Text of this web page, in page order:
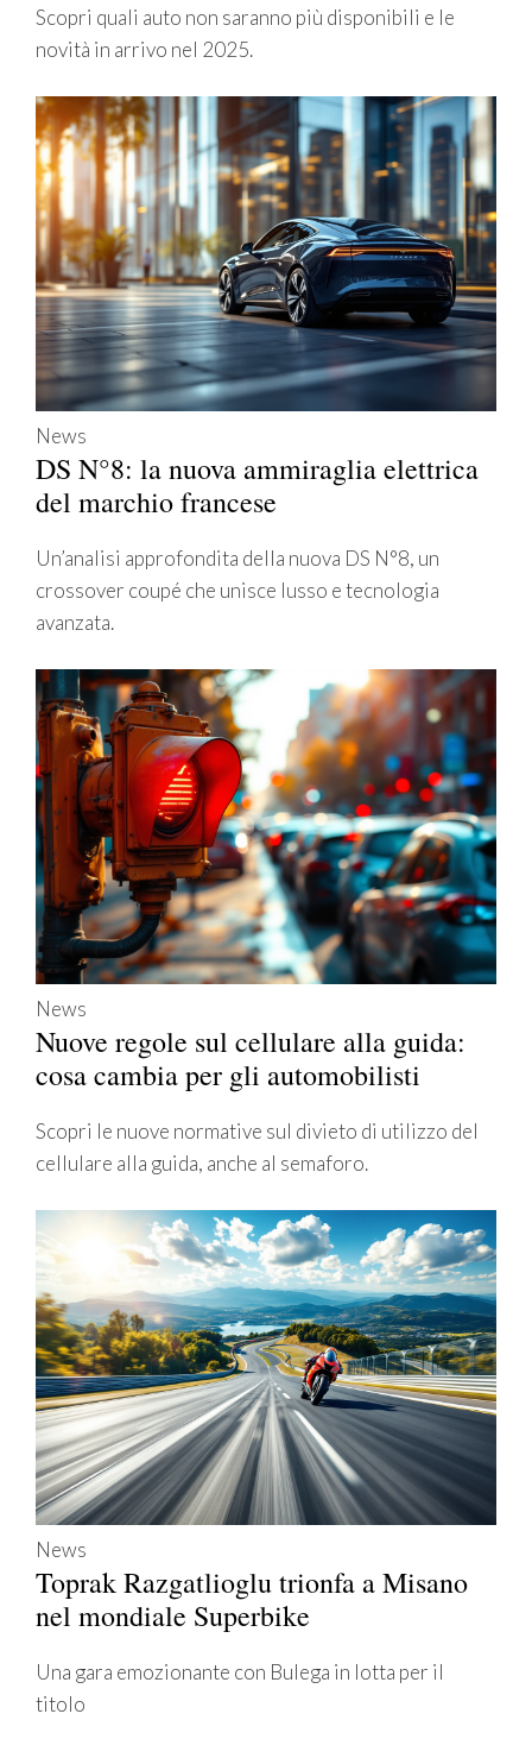
Scopri quali auto non saranno più disponibili e le
novità in arrivo nel 2025.
News
DS N°8: la nuova ammiraglia elettrica
del marchio francese
Un’analisi approfondita della nuova DS N°8, un
crossover coupé che unisce lusso e tecnologia
avanzata.
News
Nuove regole sul cellulare alla guida:
cosa cambia per gli automobilisti
Scopri le nuove normative sul divieto di utilizzo del
cellulare alla guida, anche al semaforo.
News
Toprak Razgatlioglu trionfa a Misano
nel mondiale Superbike
Una gara emozionante con Bulega in lotta per il
titolo